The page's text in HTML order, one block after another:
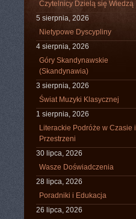
Czytelnicy Dzielą się Wiedzą
5 sierpnia, 2026
Nietypowe Dyscypliny
4 sierpnia, 2026
Góry Skandynawskie
(Skandynawia)
3 sierpnia, 2026
Świat Muzyki Klasycznej
1 sierpnia, 2026
Literackie Podróże w Czasie i
Przestrzeni
30 lipca, 2026
Wasze Doświadczenia
28 lipca, 2026
Poradniki i Edukacja
26 lipca, 2026